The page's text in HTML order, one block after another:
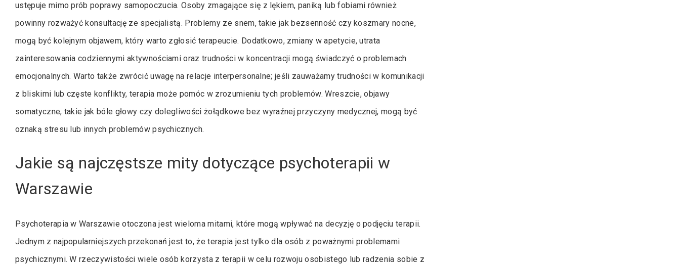
ustępuje mimo prób poprawy samopoczucia. Osoby zmagające się z lękiem, paniką lub fobiami również
powinny rozważyć konsultację ze specjalistą. Problemy ze snem, takie jak bezsenność czy koszmary nocne,
mogą być kolejnym objawem, który warto zgłosić terapeucie. Dodatkowo, zmiany w apetycie, utrata
zainteresowania codziennymi aktywnościami oraz trudności w koncentracji mogą świadczyć o problemach
emocjonalnych. Warto także zwrócić uwagę na relacje interpersonalne; jeśli zauważamy trudności w komunikacji
z bliskimi lub częste konflikty, terapia może pomóc w zrozumieniu tych problemów. Wreszcie, objawy
somatyczne, takie jak bóle głowy czy dolegliwości żołądkowe bez wyraźnej przyczyny medycznej, mogą być
oznaką stresu lub innych problemów psychicznych.
Jakie są najczęstsze mity dotyczące psychoterapii w
Warszawie
Psychoterapia w Warszawie otoczona jest wieloma mitami, które mogą wpływać na decyzję o podjęciu terapii.
Jednym z najpopularniejszych przekonań jest to, że terapia jest tylko dla osób z poważnymi problemami
psychicznymi. W rzeczywistości wiele osób korzysta z terapii w celu rozwoju osobistego lub radzenia sobie z